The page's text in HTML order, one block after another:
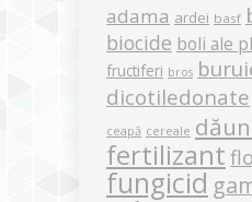
adama ardei basf
biocide boli ale
fructiferi bros
dicotiledonate
ceapă cereale
fertilizant
fungicid